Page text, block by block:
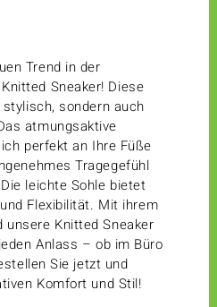
Trend in der
Sneaker! Diese
sondern auch
atmungsaktive
perfekt an Ihre Füße
Tragegefühl
leichte Sohle bietet
Flexibilität. Mit ihrem
unsere Knitted Sneaker
Anlass – ob im Büro
Sie jetzt und
Komfort und Stil!